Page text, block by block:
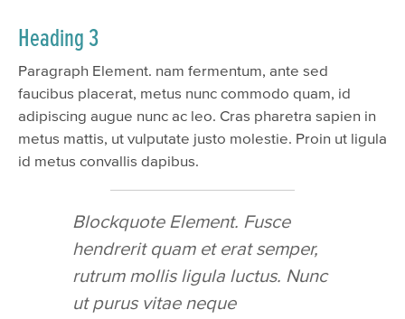
Heading 3
Paragraph Element. nam fermentum, ante sed
faucibus placerat, metus nunc commodo quam, id
adipiscing augue nunc ac leo. Cras pharetra sapien in
metus mattis, ut vulputate justo molestie. Proin ut ligula
id metus convallis dapibus.
Blockquote Element. Fusce
hendrerit quam et erat semper,
rutrum mollis ligula luctus. Nunc
ut purus vitae neque